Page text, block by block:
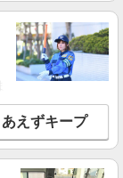
を見る
り） ☆日払い・
、家族手当（配偶
市岩槻区・久喜市・
あえずキープ